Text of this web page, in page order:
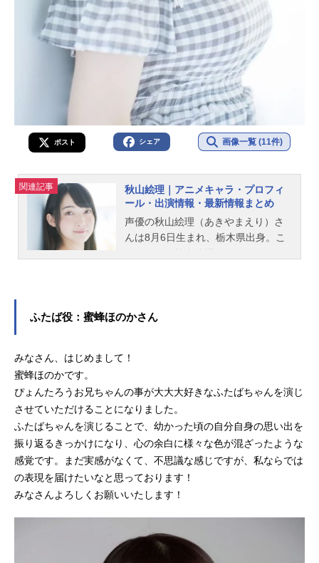
ポスト シェア 画像一覧 (11件)
関連記事
秋山絵理｜アニメキャラ・プロフィ
ール・出演情報・最新情報まとめ
声優の秋山絵理（あきやまえり）さ
んは8月6日生まれ、栃木県出身。こ
ふたば役：蜜蜂ほのかさん
みなさん、はじめまして！
蜜蜂ほのかです。
ぴょんたろうお兄ちゃんの事が大大大好きなふたばちゃんを演じ
させていただけることになりました。
ふたばちゃんを演じることで、幼かった頃の自分自身の思い出を
振り返るきっかけになり、心の余白に様々な色が混ざったような
感覚です。まだ実感がなくて、不思議な感じですが、私ならでは
の表現を届けたいなと思っております！
みなさんよろしくお願いいたします！